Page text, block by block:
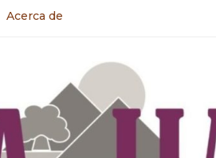
Acerca de